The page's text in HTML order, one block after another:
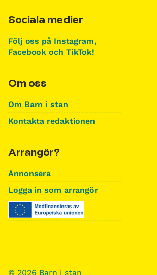
Sociala medier
Följ oss på Instagram,
Facebook och TikTok!
Om oss
Om Barn i stan
Kontakta redaktionen
Arrangör?
Annonsera
Logga in som arrangör
© 2026 Barn i stan